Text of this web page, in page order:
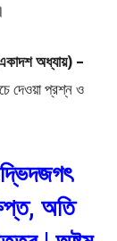
অধ্যায়) –
দেওয়া প্রশ্ন ও
অতি